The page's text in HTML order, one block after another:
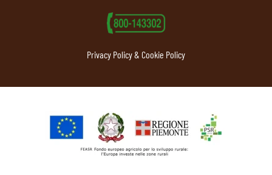
Privacy Policy & Cookie Policy